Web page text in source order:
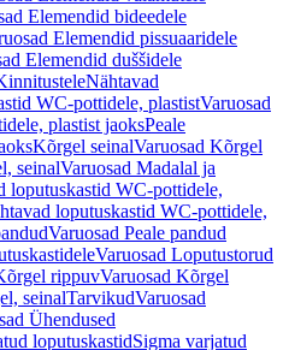
Elemendid bideedele
Elemendid pissuaaridele
Elemendid duššidele
Nähtavad
WC-pottidele, plastistVaruosad
plastist jaoksPeale
Kõrgel seinalVaruosad Kõrgel
seinalVaruosad Madalal ja
loputuskastid WC-pottidele,
loputuskastid WC-pottidele,
Varuosad Peale pandud
Varuosad Loputustorud
rippuvVaruosad Kõrgel
seinalTarvikudVaruosad
Ühendused
loputuskastidSigma varjatud